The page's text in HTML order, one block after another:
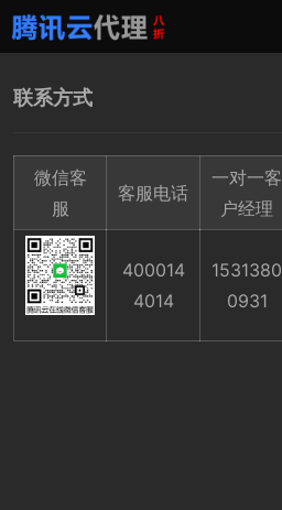
联系方式
微信客
服
客服电话
一对一客
户经理
400014
4014
1531380
0931